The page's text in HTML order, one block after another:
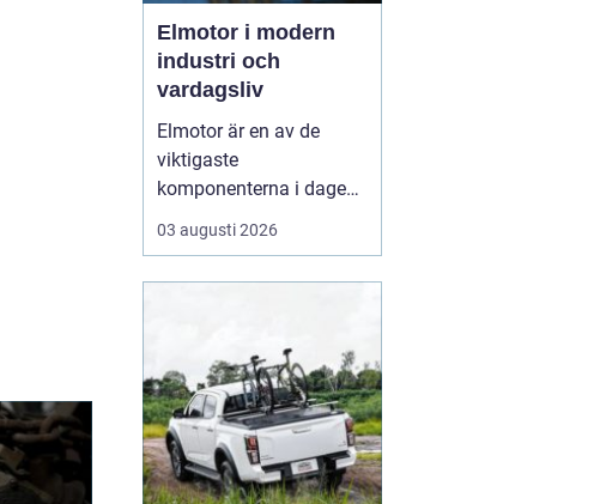
Elmotor i modern
industri och
vardagsliv
Elmotor är en av de
viktigaste
komponenterna i dagens
samhälle, från små
hushållsapparater till
driftsäkerhet, lägre ...
03 augusti 2026